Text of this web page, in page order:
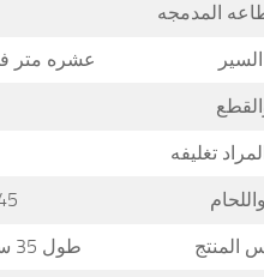
المدمجه
عشره متر
تغليفه
45 سم طول ×
المنتج طول 35 سم × 45 سم عرض × 50 سم ارتفاع